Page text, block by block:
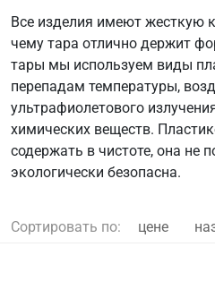
Все изделия имеют жесткую
чему тара отлично держит
тары мы используем виды
перепадам температуры,
ультрафиолетового
химических веществ.
содержать в чистоте, она не
экологически безопасна.
Сортировать по: цене